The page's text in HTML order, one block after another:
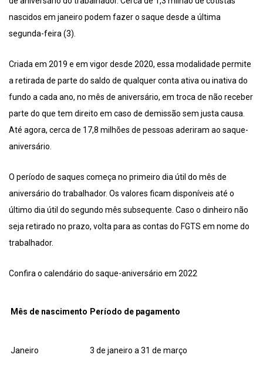
nascidos em janeiro podem fazer o saque desde a última
segunda-feira (3).
Criada em 2019 e em vigor desde 2020, essa modalidade permite
a retirada de parte do saldo de qualquer conta ativa ou inativa do
fundo a cada ano, no mês de aniversário, em troca de não receber
parte do que tem direito em caso de demissão sem justa causa.
Até agora, cerca de 17,8 milhões de pessoas aderiram ao saque-
aniversário.
O período de saques começa no primeiro dia útil do mês de
aniversário do trabalhador. Os valores ficam disponíveis até o
último dia útil do segundo mês subsequente. Caso o dinheiro não
seja retirado no prazo, volta para as contas do FGTS em nome do
trabalhador.
Confira o calendário do saque-aniversário em 2022
Mês de nascimento Período de pagamento
Janeiro 3 de janeiro a 31 de março